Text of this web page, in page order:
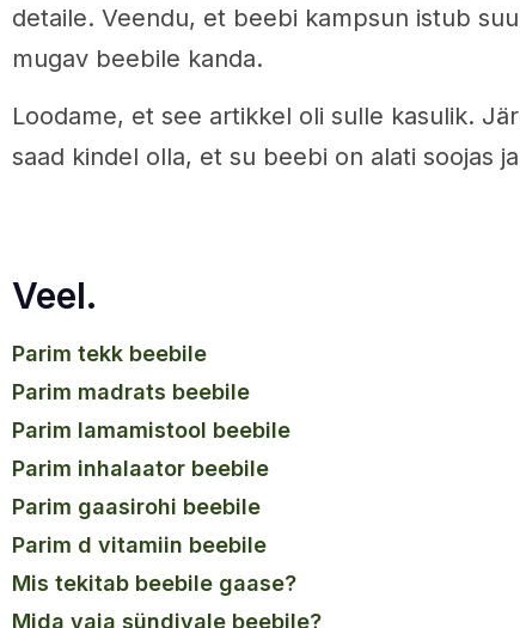
detaile. Veendu, et beebi kampsun istub
mugav beebile kanda.
Loodame, et see artikkel oli sulle kasulik.
saad kindel olla, et su beebi on alati soojas
Veel.
parim tekk beebile
parim madrats beebile
parim lamamistool beebile
parim inhalaator beebile
parim gaasirohi beebile
parim d vitamiin beebile
mis tekitab beebile gaase?
mida vaja sündivale beebile?